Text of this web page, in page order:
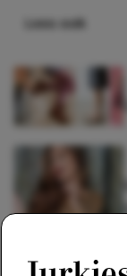
Lees ook